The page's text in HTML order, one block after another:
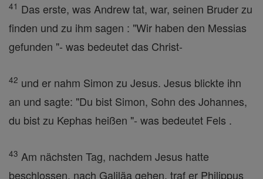
41 Das erste, was Andrew tat, war, seinen Bruder zu
finden und zu ihm sagen : "Wir haben den Messias
gefunden "- was bedeutet das Christ-
42 und er nahm Simon zu Jesus. Jesus blickte ihn
an und sagte: "Du bist Simon, Sohn des Johannes,
du bist zu Kephas heißen "- was bedeutet Fels .
43 Am nächsten Tag, nachdem Jesus hatte
beschlossen, nach Galiläa gehen, traf er Philippus